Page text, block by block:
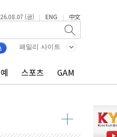
(금) | ENG | 中文
패밀리 사이트
스포츠 GAM
혁신허브' 구상